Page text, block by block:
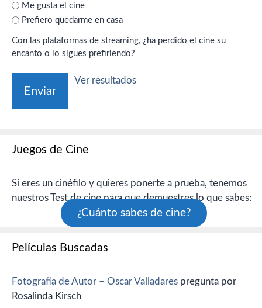
Me gusta el cine
Prefiero quedarme en casa
Con las plataformas de streaming, ¿ha perdido el cine su
encanto o lo sigues prefiriendo?
Ver resultados
Juegos de Cine
Si eres un cinéfilo y quieres ponerte a prueba, tenemos
nuestros Test de cine para que demuestres lo que sabes:
¿Cuánto sabes de cine?
Películas Buscadas
Fotografía de Autor – Oscar Valladares pregunta por
Rosalinda Kirsch